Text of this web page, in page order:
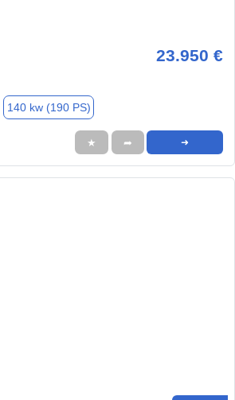
23.950 €
140 kw (190 PS)
★ ➦ ➜